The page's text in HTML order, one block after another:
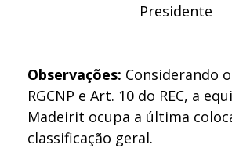
Presidente
Observações: Considerando
RGCNP e Art. 10 do REC, a
Madeirit ocupa a última
classificação geral.